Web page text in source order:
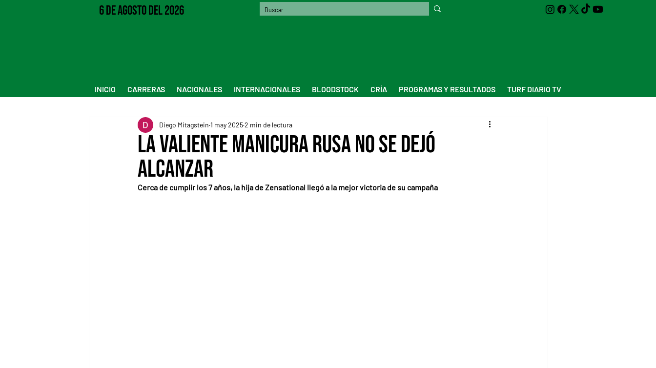
6 de Agosto del 2026
INICIO CARRERAS NACIONALES INTERNACIONALES BLOODSTOCK CRÍA PROGRAMAS Y RESULTADOS TURF DIARIO TV
La valiente Manicura Rusa no se dejó
alcanzar
Diego Mitagstein 1 may 20252 min de lectura
Cerca de cumplir los 7 años, la hija de Zensational llegó a la mejor victoria de su campaña